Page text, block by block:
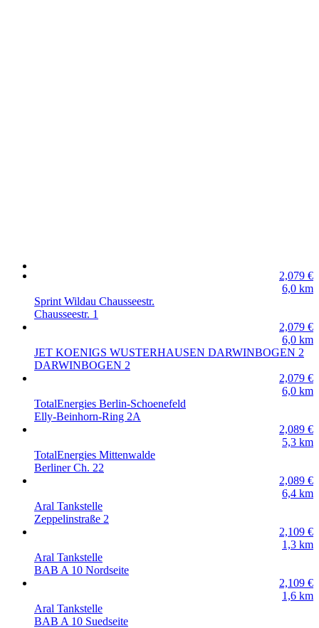
2,079 €
6,0 km
Sprint Wildau Chausseestr.
Chausseestr. 1
2,079 €
6,0 km
JET KOENIGS WUSTERHAUSEN DARWINBOGEN 2
DARWINBOGEN 2
2,079 €
6,0 km
TotalEnergies Berlin-Schoenefeld
Elly-Beinhorn-Ring 2A
2,089 €
5,3 km
TotalEnergies Mittenwalde
Berliner Ch. 22
2,089 €
6,4 km
Aral Tankstelle
Zeppelinstraße 2
2,109 €
1,3 km
Aral Tankstelle
BAB A 10 Nordseite
2,109 €
1,6 km
Aral Tankstelle
BAB A 10 Suedseite